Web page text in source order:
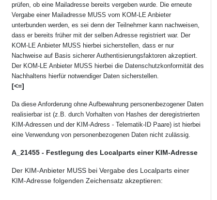
prüfen, ob eine Mailadresse bereits vergeben wurde. Die erneute
Vergabe einer Mailadresse MUSS vom KOM-LE Anbieter
unterbunden werden, es sei denn der Teilnehmer kann nachweisen,
dass er bereits früher mit der selben Adresse registriert war. Der
KOM-LE Anbieter MUSS hierbei sicherstellen, dass er nur
Nachweise auf Basis sicherer Authentisierungsfaktoren akzeptiert.
Der KOM-LE Anbieter MUSS hierbei die Datenschutzkonformität des
Nachhaltens hierfür notwendiger Daten sicherstellen.
[<=]
Da diese Anforderung ohne Aufbewahrung personenbezogener Daten
realisierbar ist (z.B. durch Vorhalten von Hashes der deregistrierten
KIM-Adressen und der KIM-Adress - Telematik-ID Paare) ist hierbei
eine Verwendung von personenbezogenen Daten nicht zulässig.
A_21455 - Festlegung des Localparts einer KIM-Adresse
Der KIM-Anbieter MUSS bei Vergabe des Localparts einer
KIM-Adresse folgenden Zeichensatz akzeptieren: